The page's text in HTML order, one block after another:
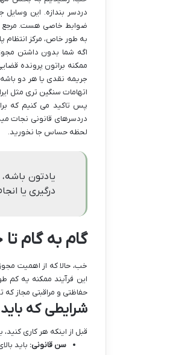
دردسر بندازه. این
ضوابط خاصی هست. مرجع
به طور خاص، مرکز
اگه شما بدون داشتن
ممکنه براتون پرونده
جریمه نقدی یا هر دو باشه.
اتهامات سنگین تری مثل
پس تاکید می کنیم که
دردسرهای قانونی نجات
لحظه حساس جا نخورید.
یادتون
درگیری یا
گام به گام
خب، حالا که از اهمیت
این فرآیند ممکنه یه کم
حفاظتی و مراقبتی مجاز
شرایطی که
قبل از اینکه هر کاری
سن قانونی: باید بالای ۱۸ سال تمام